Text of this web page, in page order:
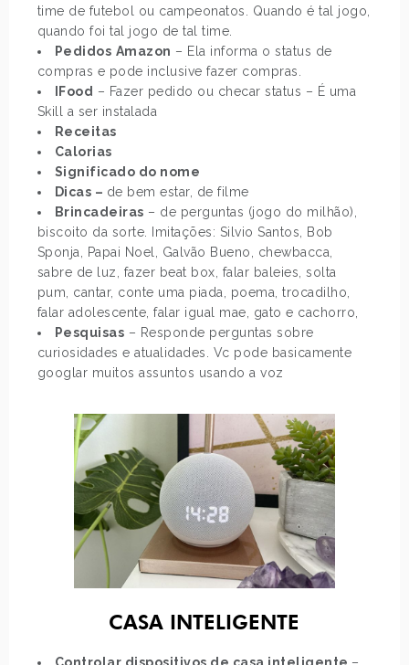
time de futebol ou campeonatos. Quando é tal jogo,
quando foi tal jogo de tal time.
Pedidos Amazon – Ela informa o status de
compras e pode inclusive fazer compras.
IFood – Fazer pedido ou checar status – É uma
Skill a ser instalada
Receitas
Calorias
Significado do nome
Dicas – de bem estar, de filme
Brincadeiras – de perguntas (jogo do milhão),
biscoito da sorte. Imitações: Silvio Santos, Bob
Sponja, Papai Noel, Galvão Bueno, chewbacca,
sabre de luz, fazer beat box, falar baleies, solta
pum, cantar, conte uma piada, poema, trocadilho,
falar adolescente, falar igual mae, gato e cachorro,
Pesquisas – Responde perguntas sobre
curiosidades e atualidades. Vc pode basicamente
googlar muitos assuntos usando a voz
CASA INTELIGENTE